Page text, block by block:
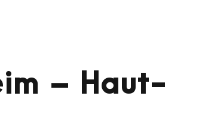
– Haut-